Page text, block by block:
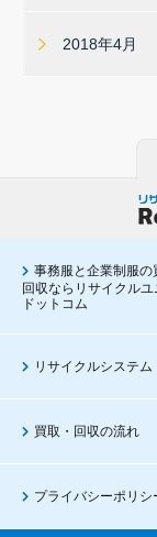
2018年4月
事務服と企業制服の
回収ならリサイクルユ
ドットコム
リサイクルシステム
買取・回収の流れ
プライバシーポリシ